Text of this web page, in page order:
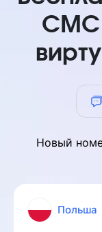
СМС
Новый
Польша